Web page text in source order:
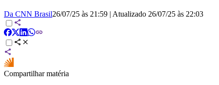
Da CNN Brasil26/07/25 às 21:59 | Atualizado 26/07/25 às 22:03
Compartilhar matéria